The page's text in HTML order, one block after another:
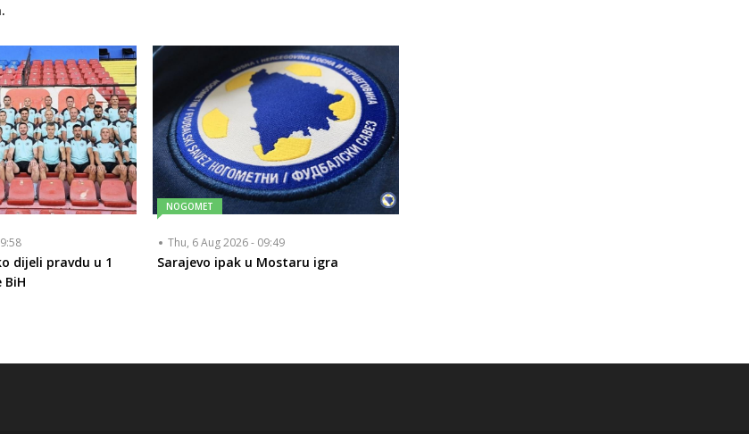
dijeli pravdu u 1
NOGOMET
Thu, 6 Aug 2026 - 09:49
Sarajevo ipak u Mostaru igra